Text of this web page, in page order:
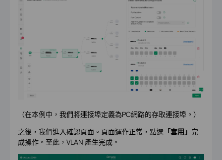
（在本例中，我們將連接埠定義為PC網路的存取連接埠。）
之後，我們進入確認頁面。頁面運作正常，點選「套用」 完
成操作。至此，VLAN 產生完成。